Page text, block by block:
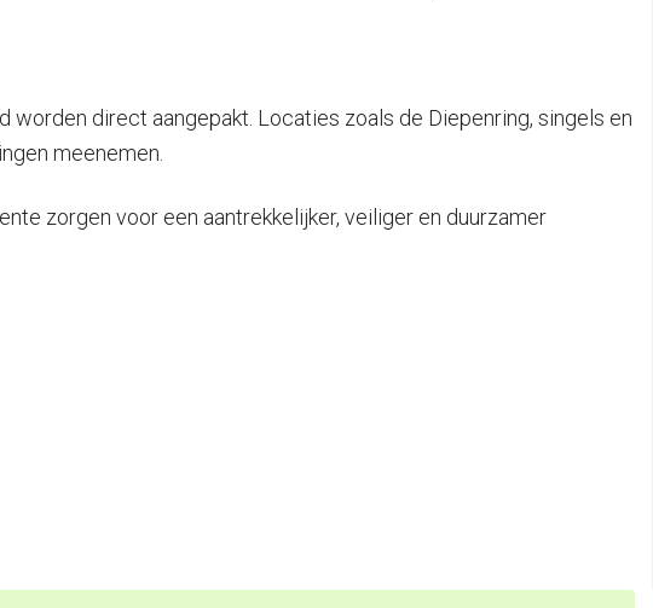
direct aangepakt. Locaties zoals de Diepenring, singels en
meenemen.
zorgen voor een aantrekkelijker, veiliger en duurzamer